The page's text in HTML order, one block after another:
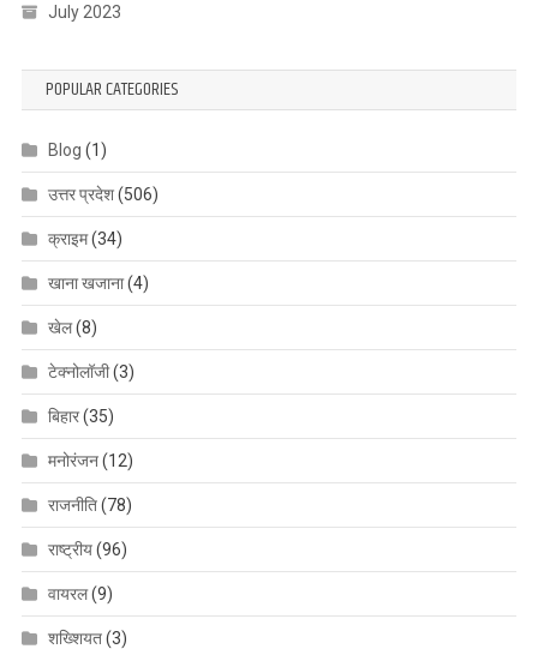
July 2023
POPULAR CATEGORIES
Blog (1)
उत्तर प्रदेश(506)
क्राइम(34)
खाना खजाना(4)
खेल(8)
टेक्नोलॉजी(3)
बिहार(35)
मनोरंजन(12)
राजनीति(78)
राष्ट्रीय(96)
वायरल(9)
शख्शियत(3)